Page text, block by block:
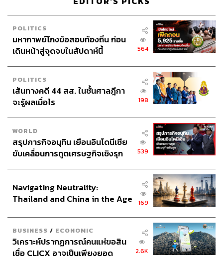
POLITICS
มหากาพย์โกงข้อสอบท้องถิ่น ก่อน
เดินหน้าสู่จุดจบในสัปดาห์นี้
564
POLITICS
เส้นทางคดี 44 สส. ในชั้นศาลฎีกา
จะรู้ผลเมื่อไร
198
WORLD
สรุปภารกิจอนุทิน เยือนอินโดนีเซีย
ขับเคลื่อนการทูตเศรษฐกิจเชิงรุก
539
Navigating Neutrality:
Thailand and China in the Age
169
BUSINESS / ECONOMIC
วิเคราะห์ปรากฏการณ์คนแห่ขอสิน
เชื่อ CLICX อาจเป็นเพียงยอด
2.6K